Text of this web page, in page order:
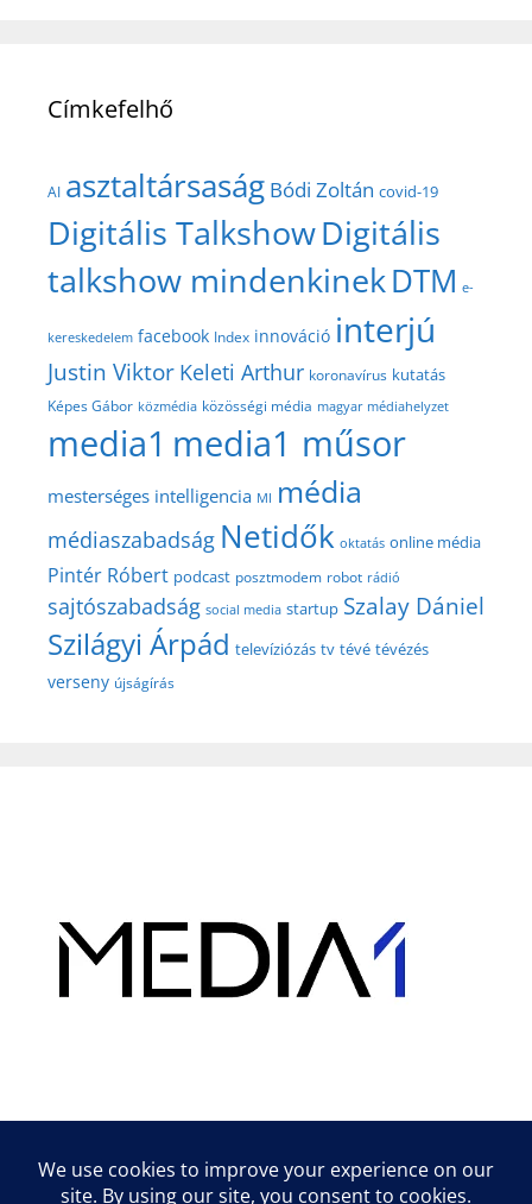
Címkefelhő
AI asztaltársaság Bódi Zoltán covid-19
Digitális TalkshowDigitális
talkshow mindenkinekDTM e-
kereskedelem facebook Index innováció interjú
Justin Viktor Keleti Arthur koronavírus kutatás
Képes Gábor közmédia közösségi média magyar médiahelyzet
media1 media1 műsor
mesterséges intelligencia MI média
médiaszabadság Netidők oktatás online média
Pintér Róbert podcast posztmodem robot rádió
sajtószabadság social media startup Szalay Dániel
Szilágyi Árpád televíziózás tv tévé tévézés
verseny újságírás